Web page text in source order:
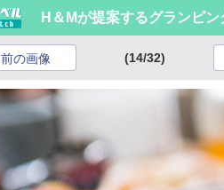
H＆Mが提案するグランピ
前の画像 (14/32)